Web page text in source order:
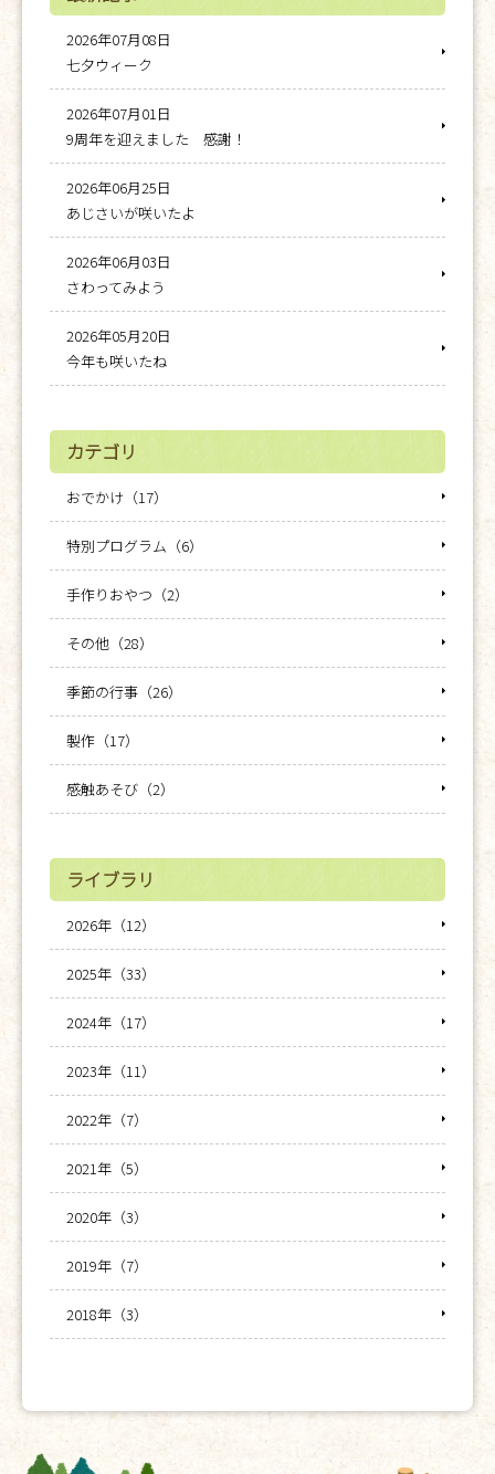
2026年07月08日
七夕ウィーク
2026年07月01日
9周年を迎えました 感謝！
2026年06月25日
あじさいが咲いたよ
2026年06月03日
さわってみよう
2026年05月20日
今年も咲いたね
カテゴリ
おでかけ（17）
特別プログラム（6）
手作りおやつ（2）
その他（28）
季節の行事（26）
製作（17）
感触あそび（2）
ライブラリ
2026年（12）
2025年（33）
2024年（17）
2023年（11）
2022年（7）
2021年（5）
2020年（3）
2019年（7）
2018年（3）